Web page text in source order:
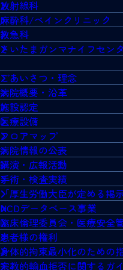
放射線科
麻酔科/ペインクリニック
救急科
さいたまガンマナイフセン
ごあいさつ・理念
病院概要・沿革
施設認定
医療設備
フロアマップ
病院情報の公表
講演・広報活動
手術・検査実績
「厚生労働大臣が定める掲
NCDデータベース事業
臨床倫理委員会・医療安全
患者様の権利
身体的拘束最小化のための
宗教的輸血拒否に関するガ